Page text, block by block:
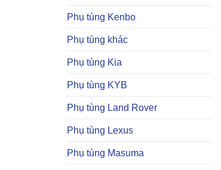
Phụ tùng Kenbo
Phụ tùng khác
Phụ tùng Kia
Phụ tùng KYB
Phụ tùng Land Rover
Phụ tùng Lexus
Phụ tùng Masuma